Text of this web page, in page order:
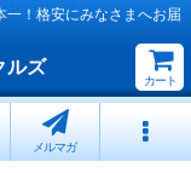
一！格安にみなさまへお届
ルズ
カート
メルマガ